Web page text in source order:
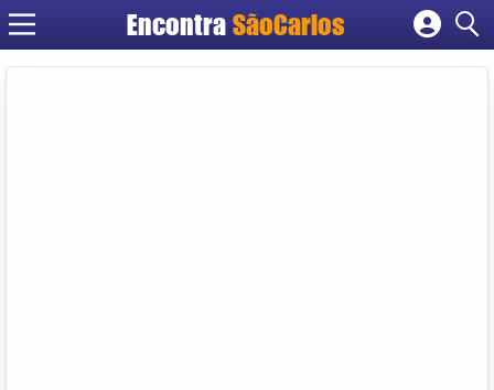
EncontraSãoCarlos
Cadastrar empresa